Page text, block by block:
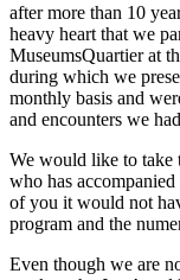
after more than 10
heavy heart that we
MuseumsQuartier at
during which we
monthly basis and
and encounters we
We would like to take
who has
of you it would not
program and the
Even though we are